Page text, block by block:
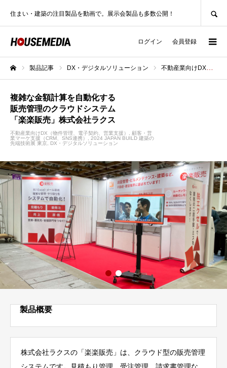
住まい・建築の注目製品を動画で。展示会製品も多数公開！
ログイン 会員登録
製品記事 DX・デジタルソリューション 不動産業向けDX（物件管理、電子契約、営業支援）
複雑な金額計算を自動化する
販売管理のクラウドシステム
「楽楽販売」株式会社ラクス
不動産業向けDX（物件管理、電子契約、営業支援）
顧客・営
業マーケ支援（CRM、SNS連携）
2024 JAPAN BUILD 建築の
先端技術展 東京
DX・デジタルソリューション
製品概要
株式会社ラクスの 「楽楽販売」は、クラウド型の販売管理